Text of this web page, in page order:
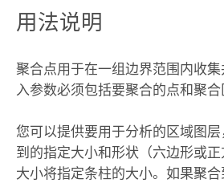
用法说明
聚合点用于在一组边界范围内收
入参数必须包括要聚合的点和聚合
您可以提供要用于分析的区域图
到的指定大小和形状（六边形或
大小将指定条柱的大小。如果聚